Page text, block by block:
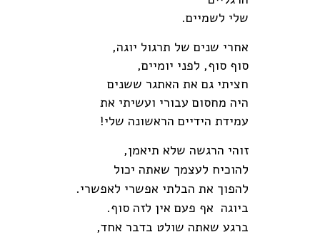
שלי לשמיים.
אחרי שנים של תרגול יוגה,
סוף סוף, לפני יומיים,
חציתי גם את האתגר ששנים
היה מחסום עבורי ועשיתי את
עמידת הידיים הראשונה שלי!
זוהי הרגשה שלא תיאמן,
להוכיח לעצמך שאתה יכול
להפוך את הבלתי אפשרי לאפשרי.
ביוגה אף פעם אין לזה סוף.
ברגע שאתה שולט בדבר אחד,